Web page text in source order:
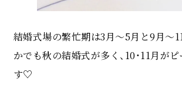
結婚式場の繁忙期は3月～5月と9月～
かでも秋の結婚式が多く、10・11月が
す♡